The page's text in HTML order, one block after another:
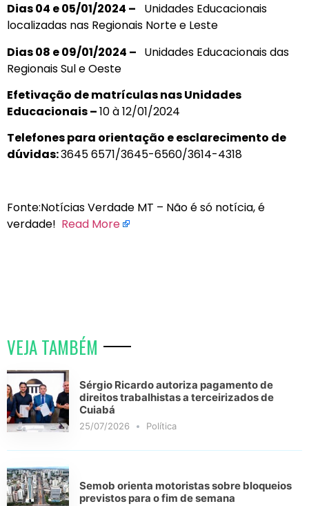
Dias 04 e 05/01/2024 – Unidades Educacionais
localizadas nas Regionais Norte e Leste
Dias 08 e 09/01/2024 – Unidades Educacionais das
Regionais Sul e Oeste
Efetivação de matrículas nas Unidades
Educacionais –10 à 12/01/2024
Telefones para orientação e esclarecimento de
dúvidas:3645 6571/3645-6560/3614-4318
Fonte:Notícias Verdade MT – Não é só notícia, é
verdade! Read More
VEJA TAMBÉM
Sérgio Ricardo autoriza pagamento de
direitos trabalhistas a terceirizados de
Cuiabá
25/07/2026 Política
Semob orienta motoristas sobre bloqueios
previstos para o fim de semana